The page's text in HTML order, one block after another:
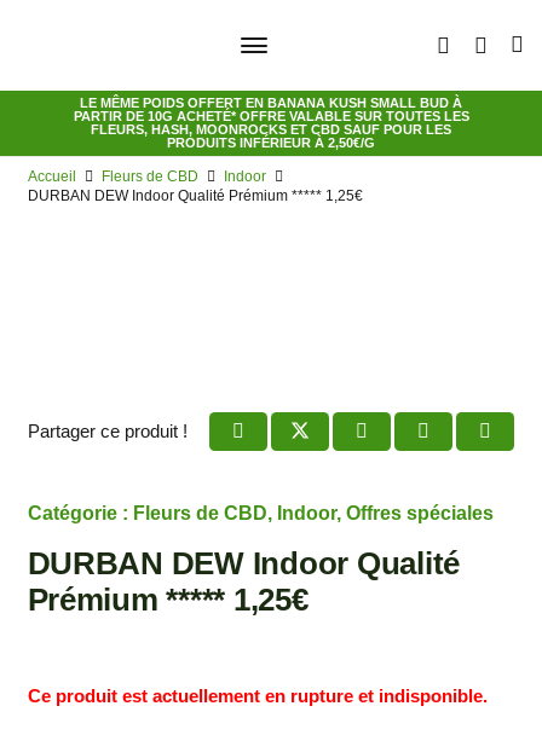
LE MÊME POIDS OFFERT EN BANANA KUSH SMALL BUD À
PARTIR DE 10G ACHETÉ* OFFRE VALABLE SUR TOUTES LES
FLEURS, HASH, MOONROCKS ET CBD SAUF POUR LES
PRODUITS INFÉRIEUR À 2,50€/G
Accueil Fleurs de CBD
Indoor
DURBAN DEW Indoor Qualité Prémium ***** 1,25€
Partager ce produit !
Catégorie : Fleurs de CBD, Indoor, Offres spéciales
DURBAN DEW Indoor Qualité
Prémium ***** 1,25€
Ce produit est actuellement en rupture et indisponible.